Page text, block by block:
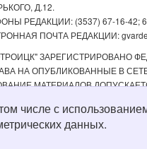
Д.12.
РЕДАКЦИИ: (3537) 67-16-42;
ПОЧТА РЕДАКЦИИ:
ЗАРЕГИСТРИРОВАНО
НА ОПУБЛИКОВАННЫЕ В
МАТЕРИАЛОВ
ДЛЯ ДЕТЕЙ СТАРШЕ
числе с
данных.